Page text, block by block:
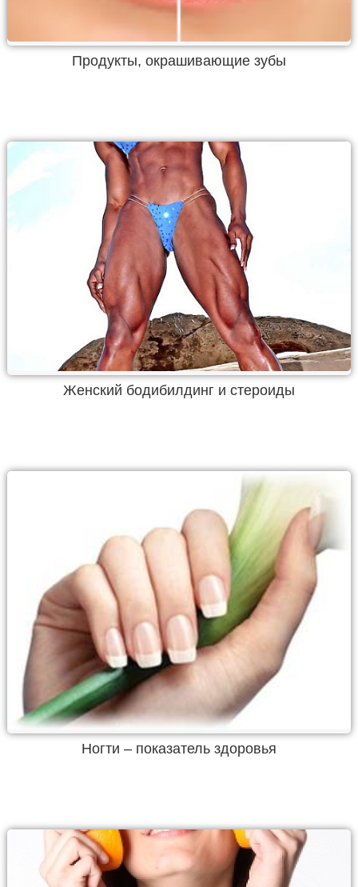
Продукты, окрашивающие зубы
Женский бодибилдинг и стероиды
Ногти – показатель здоровья